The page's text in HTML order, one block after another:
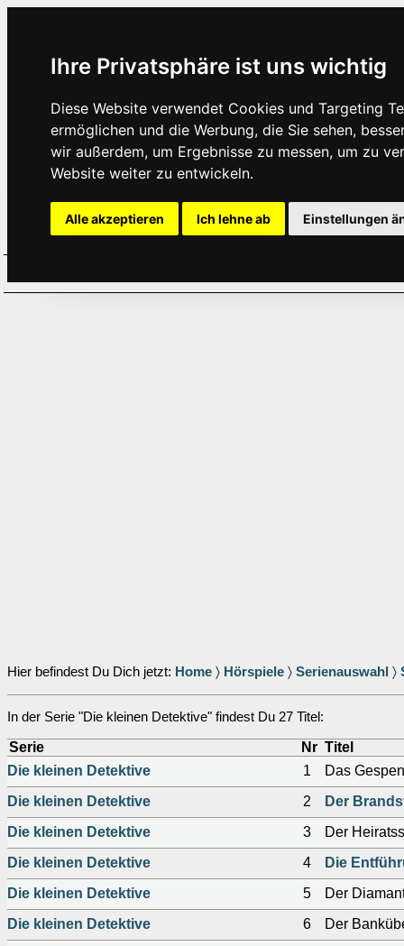
Ihre Privatsphäre ist uns wichtig
Diese Website verwendet Cookies und Targeting
ermöglichen und die Werbung, die Sie sehen,
wir außerdem, um Ergebnisse zu messen, um zu
Website weiter zu entwickeln.
Alle akzeptieren Ich lehne ab Einstellungen
Hier befindest Du Dich jetzt: Home 〉 Hörspiele 〉 Serienauswahl 〉
In der Serie "Die kleinen Detektive" findest Du 27 Titel:
Serie Nr Titel
Die kleinen Detektive
1
Das
Die kleinen Detektive
2
Der
Die kleinen Detektive
3
Der
Die kleinen Detektive
4
Die
Die kleinen Detektive
5
Der
Die kleinen Detektive
6
Der